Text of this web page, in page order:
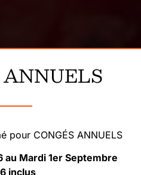
pour CONGÉS ANNUELS
au Mardi 1er Septembre
inclus